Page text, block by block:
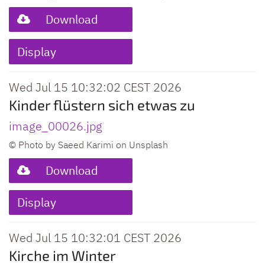
Download
Display
Wed Jul 15 10:32:02 CEST 2026
Kinder flüstern sich etwas zu
image_00026.jpg
© Photo by Saeed Karimi on Unsplash
Download
Display
Wed Jul 15 10:32:01 CEST 2026
Kirche im Winter